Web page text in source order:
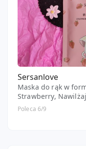
Sersanlove
Maska do rąk w
Strawberry,
Poleca 6/9